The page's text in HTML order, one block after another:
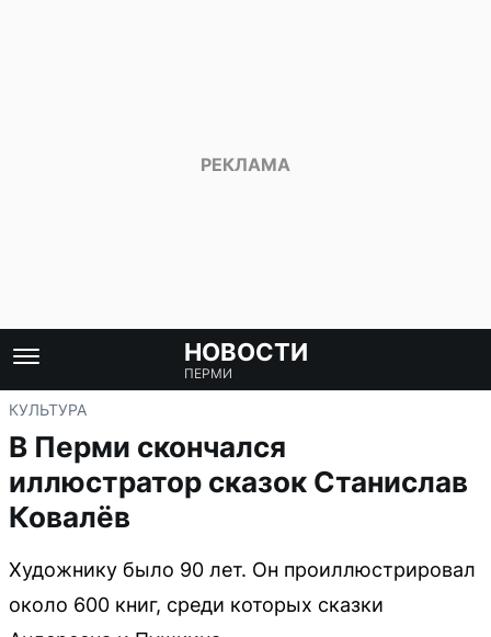
НОВОСТИ
ПЕРМИ
КУЛЬТУРА
В Перми скончался
иллюстратор сказок Станислав
Ковалёв
Художнику было 90 лет. Он проиллюстрировал
около 600 книг, среди которых сказки